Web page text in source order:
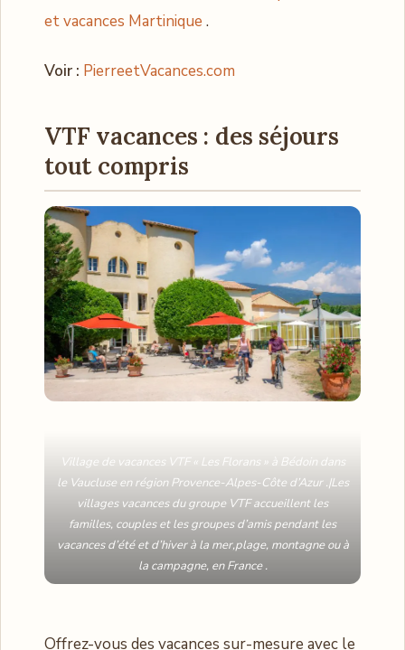
et vacances Martinique .
Voir : PierreetVacances.com
VTF vacances : des séjours
tout compris
Village de vacances VTF « Les Florans » à Bédoin dans
le Vaucluse en région Provence-Alpes-Côte d’Azur .|Les
villages vacances du groupe VTF accueillent les
familles, couples et les groupes d’amis pendant les
vacances d’été et d’hiver à la mer,plage, montagne ou à
la campagne, en France .
Offrez-vous des vacances sur-mesure avec le